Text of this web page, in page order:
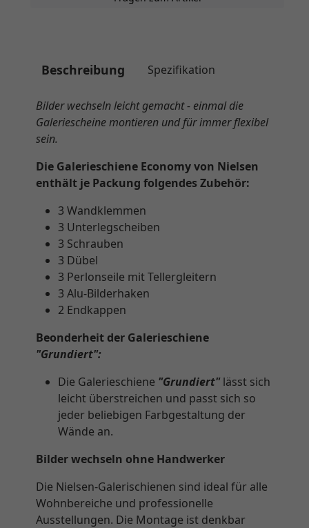
Beschreibung Spezifikation
Bilder wechseln leicht gemacht - einmal die
Galeriescheine montieren und für immer flexibel
sein.
Die Galerieschiene Economy von Nielsen
enthält je Packung folgendes Zubehör:
3 Wandklemmen
3 Unterlegscheiben
3 Schrauben
3 Dübel
3 Perlonseile mit Tellergleitern
3 Alu-Bilderhaken
2 Endkappen
Beonderheit der Galerieschiene
"Grundiert":
Die Galerieschiene "Grundiert"lässt sich
leicht überstreichen und passt sich so
jeder beliebigen Farbgestaltung der
Wände an.
Bilder wechseln ohne Handwerker
Die Nielsen-Galerischienen sind ideal für alle
Wohnbereiche und professionelle
Ausstellungen. Die Montage ist denkbar